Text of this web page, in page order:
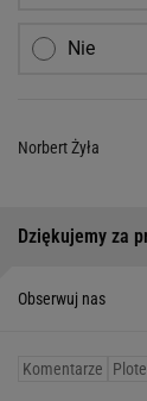
Nie
Norbert Żyła
Dziękujemy za
Obserwuj nas
Komentarze